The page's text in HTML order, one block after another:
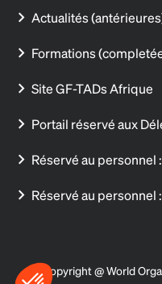
Actualités
Formations
Site GF-TADs Afrique
Portail réservé aux
Réservé au personnel
Réservé au personnel
Copyright @ World